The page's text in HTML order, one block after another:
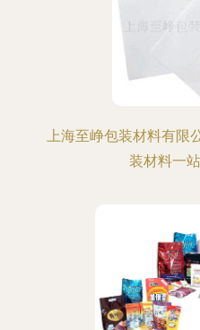
上海至峥包装材料有限
装材料一